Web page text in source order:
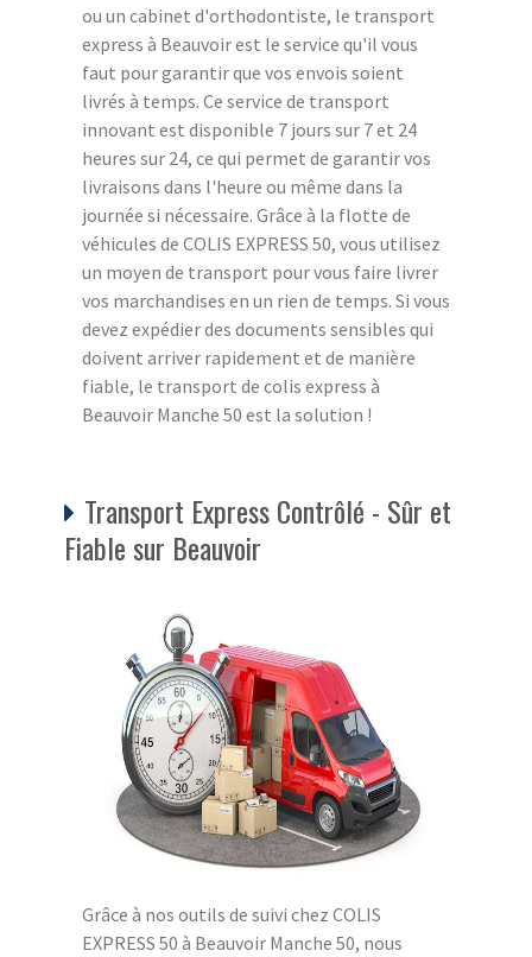
ou un cabinet d'orthodontiste, le transport
express à Beauvoir est le service qu'il vous
faut pour garantir que vos envois soient
livrés à temps. Ce service de transport
innovant est disponible 7 jours sur 7 et 24
heures sur 24, ce qui permet de garantir vos
livraisons dans l'heure ou même dans la
journée si nécessaire. Grâce à la flotte de
véhicules de COLIS EXPRESS 50, vous utilisez
un moyen de transport pour vous faire livrer
vos marchandises en un rien de temps. Si vous
devez expédier des documents sensibles qui
doivent arriver rapidement et de manière
fiable, le transport de colis express à
Beauvoir Manche 50 est la solution !
Transport Express Contrôlé - Sûr et
Fiable sur Beauvoir
Grâce à nos outils de suivi chez COLIS
EXPRESS 50 à Beauvoir Manche 50, nous